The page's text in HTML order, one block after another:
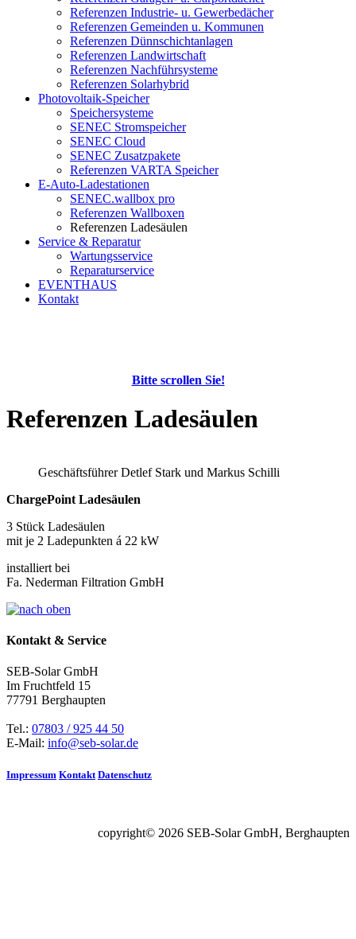
Referenzen Industrie- u. Gewerbedächer
Referenzen Gemeinden u. Kommunen
Referenzen Dünnschichtanlagen
Referenzen Landwirtschaft
Referenzen Nachführsysteme
Referenzen Solarhybrid
Photovoltaik-Speicher
Speichersysteme
SENEC Stromspeicher
SENEC Cloud
SENEC Zusatzpakete
Referenzen VARTA Speicher
E-Auto-Ladestationen
SENEC.wallbox pro
Referenzen Wallboxen
Referenzen Ladesäulen
Service & Reparatur
Wartungsservice
Reparaturservice
EVENTHAUS
Kontakt
Bitte scrollen Sie!
Referenzen Ladesäulen
Geschäftsführer Detlef Stark und Markus Schilli
ChargePoint Ladesäulen
3 Stück Ladesäulen
mit je 2 Ladepunkten á 22 kW
installiert bei
Fa. Nederman Filtration GmbH
Kontakt & Service
SEB-Solar GmbH
Im Fruchtfeld 15
77791 Berghaupten
Tel.: 07803 / 925 44 50
E-Mail: info@seb-solar.de
Impressum Kontakt Datenschutz
copyright© 2026 SEB-Solar GmbH, Berghaupten